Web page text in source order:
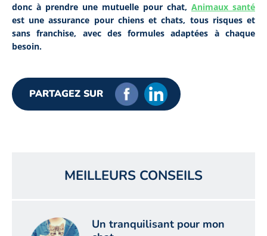
donc à prendre une mutuelle pour chat, Animaux santé
est une assurance pour chiens et chats, tous risques et
sans franchise, avec des formules adaptées à chaque
besoin.
PARTAGEZ SUR
MEILLEURS CONSEILS
Un tranquilisant pour mon